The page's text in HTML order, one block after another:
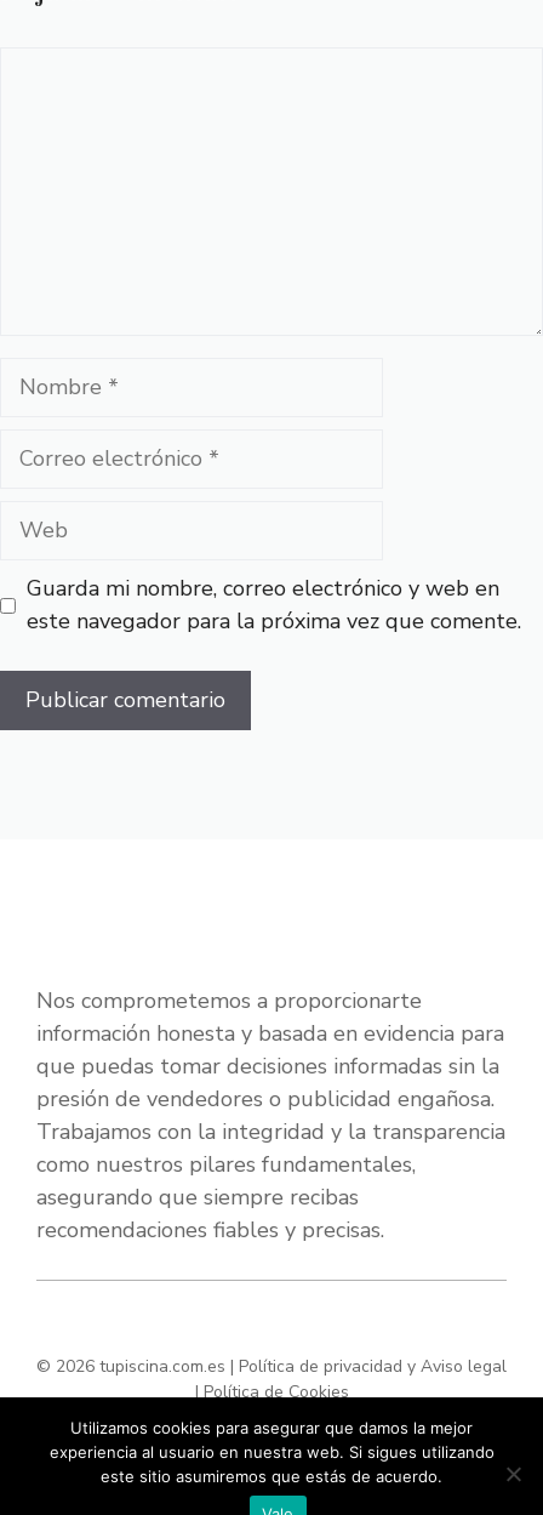
Nombre
Correo
Web
Guarda mi nombre, correo electrónico y web en
este navegador para la próxima vez que comente.
Nos comprometemos a proporcionarte
información honesta y basada en evidencia para
que puedas tomar decisiones informadas sin la
presión de vendedores o publicidad engañosa.
Trabajamos con la integridad y la transparencia
como nuestros pilares fundamentales,
asegurando que siempre recibas
recomendaciones fiables y precisas.
© 2026 tupiscina.com.es | Política de privacidad y Aviso legal
|Política de Cookies
Utilizamos cookies para asegurar que damos la mejor
experiencia al usuario en nuestra web. Si sigues utilizando
este sitio asumiremos que estás de acuerdo.